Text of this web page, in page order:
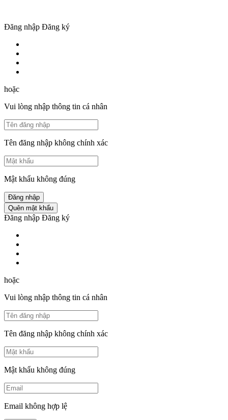
Đăng nhập Đăng ký
hoặc
Vui lòng nhập thông tin cá nhân
Tên đăng nhập không chính xác
Mật khẩu không đúng
Đăng nhập
Quên mật khẩu
Đăng nhập Đăng ký
hoặc
Vui lòng nhập thông tin cá nhân
Tên đăng nhập không chính xác
Mật khẩu không đúng
Email không hợp lệ